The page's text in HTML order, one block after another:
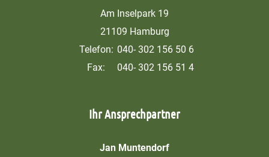
Am Inselpark 19
21109 Hamburg
Telefon: 040- 302 156 50 6
Fax:
040- 302 156 51 4
Ihr Ansprechpartner
Jan Muntendorf